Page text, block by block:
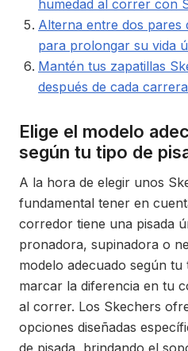
humedad al correr con
Alterna entre dos
para prolongar su vida
Mantén tus zapatillas
después de cada
Elige el modelo
según tu tipo de
A la hora de elegir unos
fundamental tener en
corredor tiene una pisada
pronadora, supinadora o
modelo adecuado según tu
marcar la diferencia en tu
al correr. Los Skechers
opciones diseñadas
de pisada, brindando el